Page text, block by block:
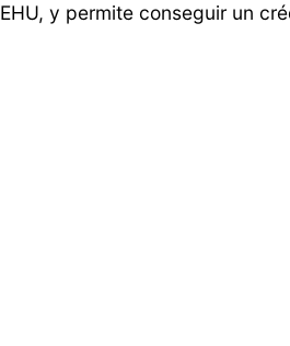
y permite conseguir un